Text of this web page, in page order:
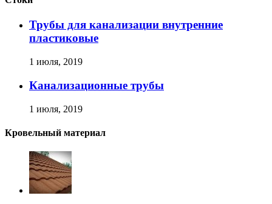
Трубы для канализации внутренние
пластиковые
1 июля, 2019
Канализационные трубы
1 июля, 2019
Кровельный материал